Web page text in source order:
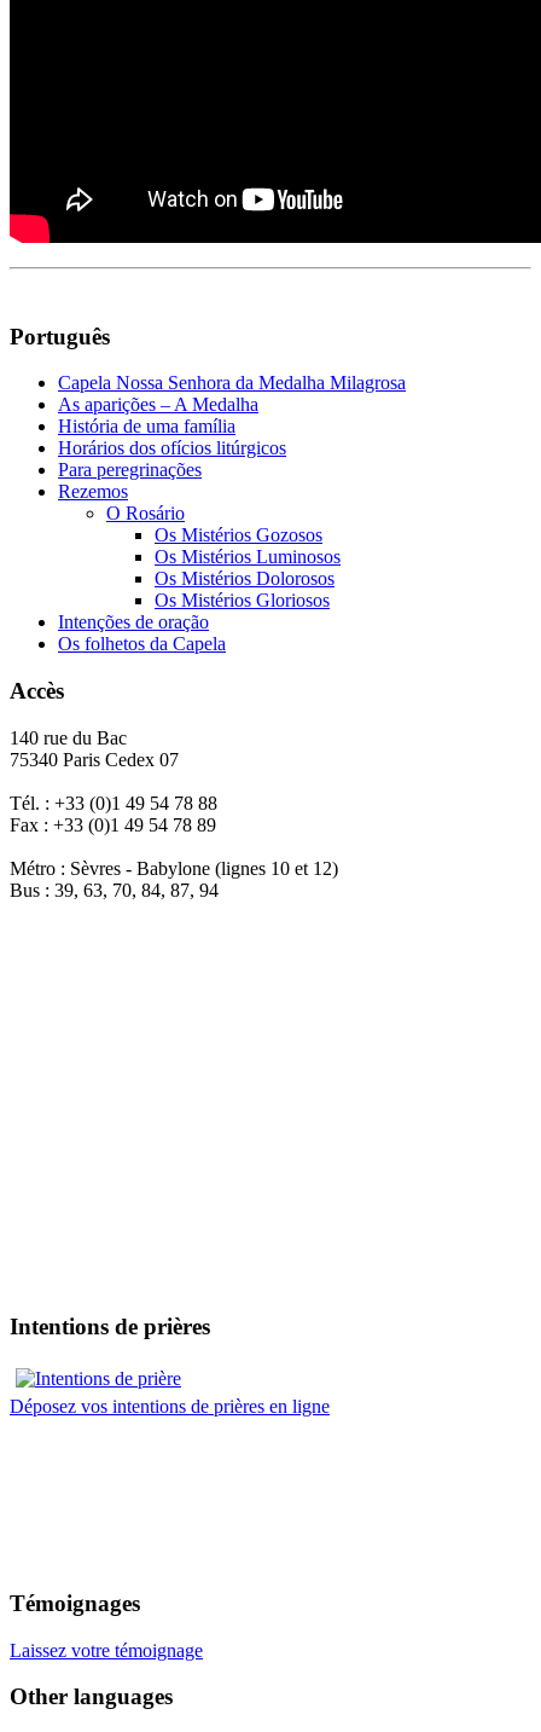
Português
Capela Nossa Senhora da Medalha Milagrosa
As aparições – A Medalha
História de uma família
Horários dos ofícios litúrgicos
Para peregrinações
Rezemos
O Rosário
Os Mistérios Gozosos
Os Mistérios Luminosos
Os Mistérios Dolorosos
Os Mistérios Gloriosos
Intenções de oração
Os folhetos da Capela
Accès
140 rue du Bac
75340 Paris Cedex 07
Tél. : +33 (0)1 49 54 78 88
Fax : +33 (0)1 49 54 78 89
Métro : Sèvres - Babylone (lignes 10 et 12)
Bus : 39, 63, 70, 84, 87, 94
Intentions de prières
Déposez vos intentions de prières en ligne
Témoignages
Laissez votre témoignage
Other languages